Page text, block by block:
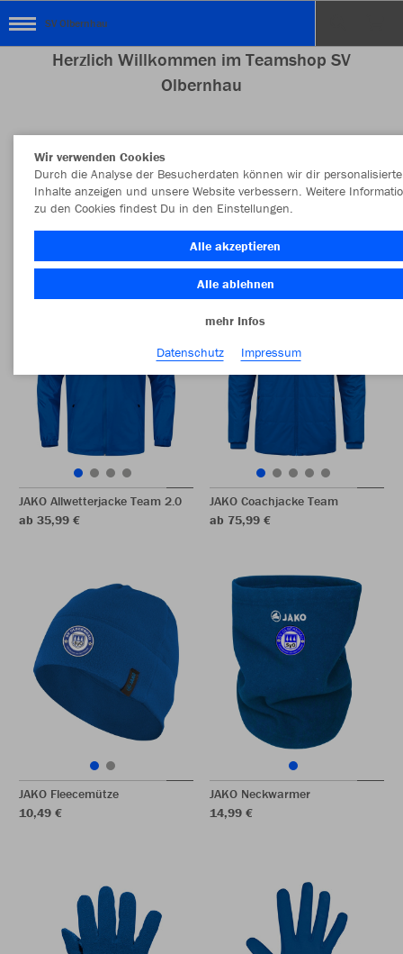
SV Olbernhau
Herzlich Willkommen im Teamshop SV
Olbernhau
Farbe
JAKO Allwetterjacke Team 2.0
ab 35,99 €
JAKO Coachjacke Team
ab 75,99 €
JAKO Fleecemütze
10,49 €
JAKO Neckwarmer
14,99 €
Wir verwenden Cookies
Durch die Analyse der Besucherdaten können wir dir personalisierte
Inhalte anzeigen und unsere Website verbessern. Weitere
zu den Cookies findest Du in den Einstellungen.
Alle akzeptieren
Alle ablehnen
mehr Infos
Datenschutz
Impressum